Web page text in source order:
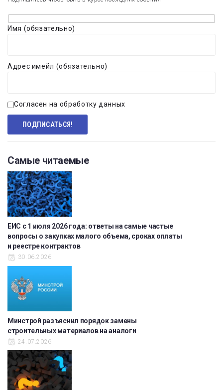
Имя (обязательно)
Адрес имейл (обязательно)
Согласен на обработку данных
Самые читаемые
ЕИС с 1 июля 2026 года: ответы на самые частые
вопросы о закупках малого объема, сроках оплаты
и реестре контрактов
30.06.2026
Минстрой разъяснил порядок замены
строительных материалов на аналоги
24.07.2026